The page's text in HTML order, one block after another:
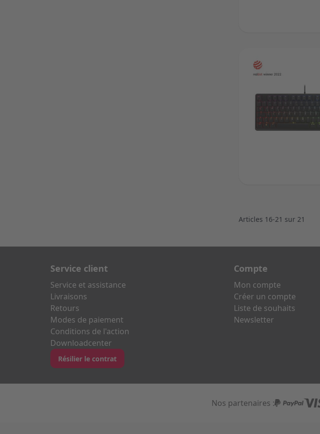
Articles 16-21 sur 21
Service client
Service et assistance
Livraisons
Retours
Modes de paiement
Conditions de l'action
Downloadcenter
Résilier le contrat
Compte
Mon compte
Créer un compte
Liste de souhaits
Newsletter
Nos partenaires :